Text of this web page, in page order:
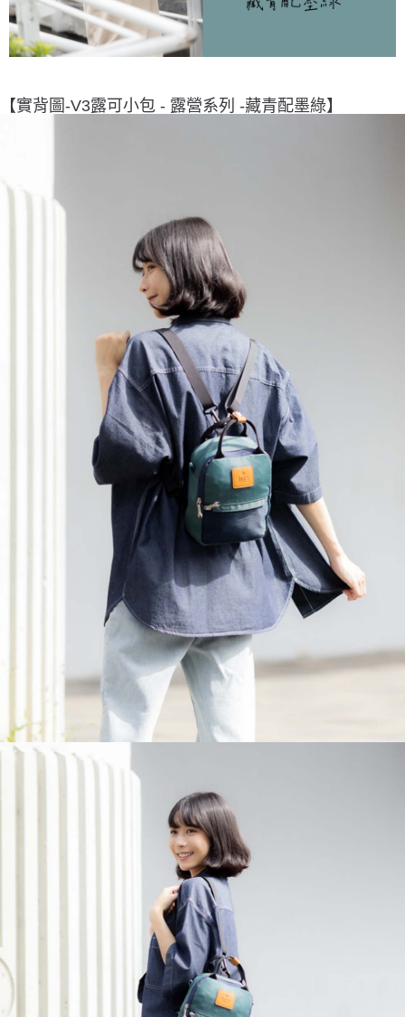
【實背圖-V3露可小包 - 露營系列 -藏青配墨綠】